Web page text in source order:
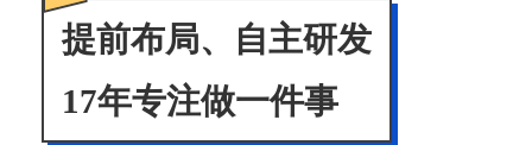
提前布局、自主研发
17年专注做一件事